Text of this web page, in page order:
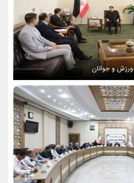
ورزش و جوانان